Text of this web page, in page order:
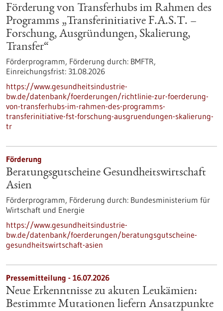
Förderung von Transferhubs im Rahmen des
Programms „Transferinitiative F.A.S.T. –
Forschung, Ausgründungen, Skalierung,
Transfer“
Förderprogramm, Förderung durch: BMFTR,
Einreichungsfrist: 31.08.2026
https://www.gesundheitsindustrie-
bw.de/datenbank/foerderungen/richtlinie-zur-foerderung-
von-transferhubs-im-rahmen-des-programms-
transferinitiative-fst-forschung-ausgruendungen-skalierung-
tr
Förderung
Beratungsgutscheine Gesundheitswirtschaft
Asien
Förderprogramm, Förderung durch: Bundesministerium für
Wirtschaft und Energie
https://www.gesundheitsindustrie-
bw.de/datenbank/foerderungen/beratungsgutscheine-
gesundheitswirtschaft-asien
Pressemitteilung - 16.07.2026
Neue Erkenntnisse zu akuten Leukämien:
Bestimmte Mutationen liefern Ansatzpunkte